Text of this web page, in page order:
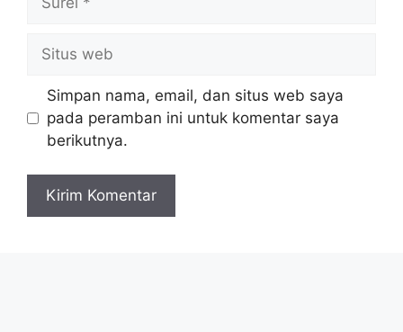
web
Simpan nama, email, dan situs web saya
pada peramban ini untuk komentar saya
berikutnya.